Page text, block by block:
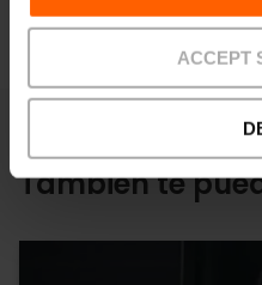
ACCEPT
También te